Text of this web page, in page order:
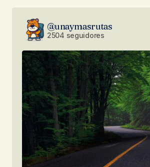
@unaymasrutas
2504 seguidores